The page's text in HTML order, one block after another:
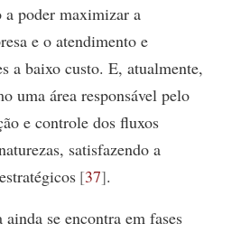
poder maximizar a
e o atendimento e
a baixo custo. E, atualmente,
uma área responsável pelo
e controle dos fluxos
satisfazendo a
37 .
se encontra em fases